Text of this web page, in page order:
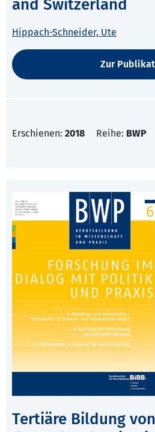
and Switzerland
Hippach-Schneider, Ute
Zur
Erschienen: 2018 Reihe: BWP
Tertiäre Bildung